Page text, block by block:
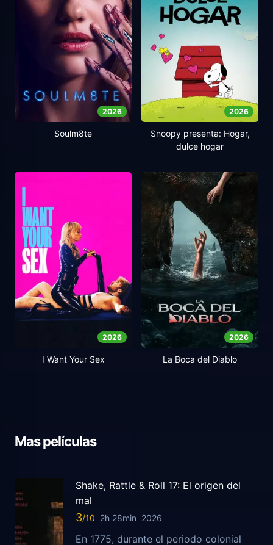
2026
Soulm8te
2026
Snoopy presenta: Hogar,
dulce hogar
2026
I Want Your Sex
2026
La Boca del Diablo
Mas películas
Shake, Rattle & Roll 17: El origen del
mal
3 2h 28min 2026
En 1775, durante el periodo colonial